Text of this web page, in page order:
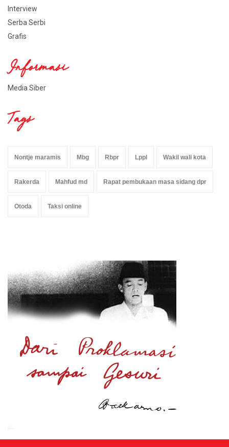
Interview
Serba Serbi
Grafis
Informasi
Media Siber
Tags
Nontje maramis Mbg Rbpr Lppl Wakil wali kota
Rakerda Mahfud md Rapat pembukaan masa sidang dpr
Otoda Taksi online